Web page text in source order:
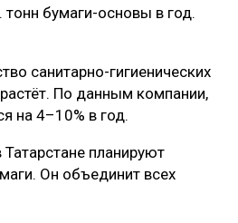
бумаги-основы в год.
санитарно-гигиенических
По данным компании,
на 4–10% в год.
планируют
Он объединит всех